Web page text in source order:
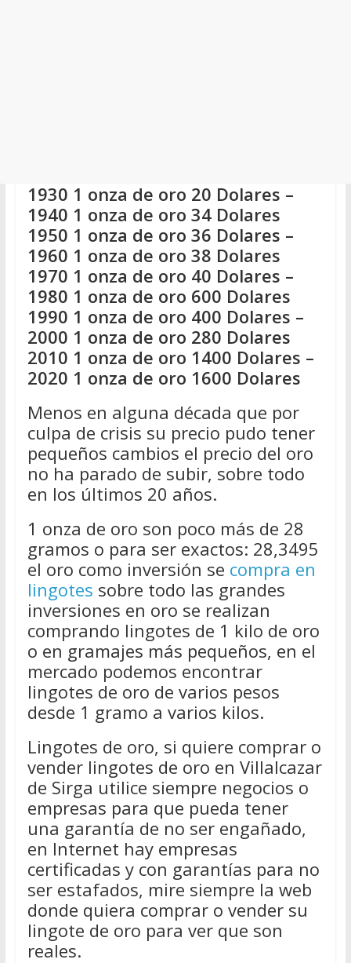
1930 1 onza de oro 20 Dolares –
1940 1 onza de oro 34 Dolares
1950 1 onza de oro 36 Dolares –
1960 1 onza de oro 38 Dolares
1970 1 onza de oro 40 Dolares –
1980 1 onza de oro 600 Dolares
1990 1 onza de oro 400 Dolares –
2000 1 onza de oro 280 Dolares
2010 1 onza de oro 1400 Dolares –
2020 1 onza de oro 1600 Dolares
Menos en alguna década que por
culpa de crisis su precio pudo tener
pequeños cambios el precio del oro
no ha parado de subir, sobre todo
en los últimos 20 años.
1 onza de oro son poco más de 28
gramos o para ser exactos: 28,3495
el oro como inversión se compra en
lingotes sobre todo las grandes
inversiones en oro se realizan
comprando lingotes de 1 kilo de oro
o en gramajes más pequeños, en el
mercado podemos encontrar
lingotes de oro de varios pesos
desde 1 gramo a varios kilos.
Lingotes de oro, si quiere comprar o
vender lingotes de oro en Villalcazar
de Sirga utilice siempre negocios o
empresas para que pueda tener
una garantía de no ser engañado,
en Internet hay empresas
certificadas y con garantías para no
ser estafados, mire siempre la web
donde quiera comprar o vender su
lingote de oro para ver que son
reales.